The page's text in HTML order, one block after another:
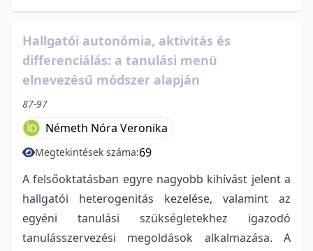
Hallgatói autonómia, aktivitás és
differenciálás: a tanulási menü
elnevezésű módszer alapján
87-97
Németh Nóra Veronika
Megtekintések száma:69
A felsőoktatásban egyre nagyobb kihívást jelent a
hallgatói heterogenitás kezelése, valamint az
egyéni tanulási szükségletekhez igazodó
tanulásszervezési megoldások alkalmazása. A